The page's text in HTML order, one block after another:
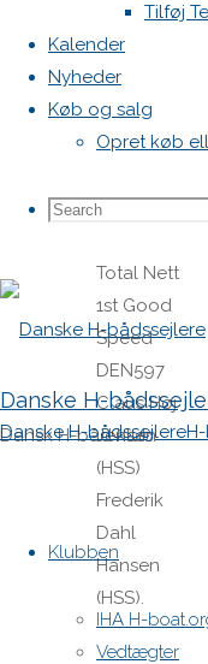
Tilføj
Kalender
Nyheder
Køb og salg
Opret køb
Search
Search
Danske H-
Dansk H-båd klub
Danske H-bådssejlere
Klubben
IHA H-
Vedtægter
Rank
Bådnavn
Sejlnr
HelmName
Crew
3 4 5 6 7 8
Total Nett
1st Good
Speed
DEN597
Claus Høj
Jensen
(HSS)
Frederik
Dahl
Hansen
(HSS),
Rasmus …